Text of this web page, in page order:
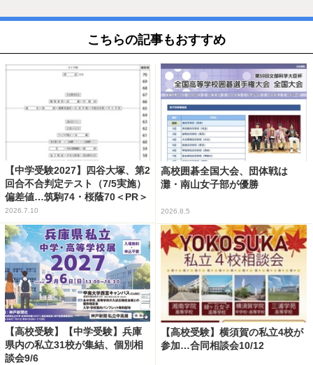
こちらの記事もおすすめ
【中学受験2027】四谷大塚、第2
回合不合判定テスト（7/5実施）
偏差値…筑駒74・桜蔭70＜PR＞
2026.7.10
高校囲碁全国大会、団体戦は
灘・南山女子部が優勝
2026.8.5
【高校受験】【中学受験】兵庫
県内の私立31校が集結、個別相
談会9/6
【高校受験】横須賀の私立4校が
参加…合同相談会10/12